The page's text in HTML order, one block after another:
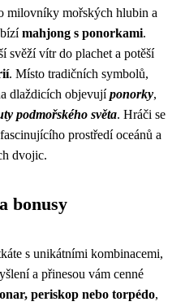
milovníky mořských hlubin a
mahjong s ponorkami.
svěží vítr do plachet a potěší
. Místo tradičních symbolů,
dlaždicích objevujíponorky,
podmořského světa. Hráči se
prostředí oceánů a
dvojic.
bonusy
s unikátními kombinacemi,
a přinesou vám cenné
periskop nebo torpédo,